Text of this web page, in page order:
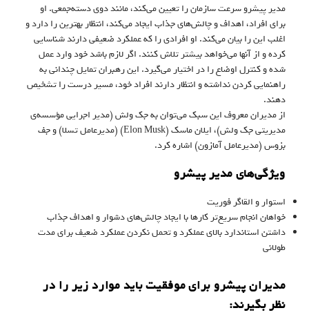
مدیر پیشرو سرعت سازمان را تعیین می‌کند، مانند دوی دسته‌جمعی. او
برای افراد، اهداف و چالش‌های جذاب ایجاد می‌کند، انتظار بهترین را دارد و
اغلب این را بیان می‌کند. او افرادی را که عملکرد ضعیفی دارند شناسایی
کرده و از آنها می‌خواهد بیشتر تلاش کنند. اگر لازم باشد خود وارد عمل
شده و کنترل اوضاع را در اختیار می‌گیرد. این رهبران تمایل چندانی به
راهنمایی کردن نداشته و انتظار دارند افراد خود، مسیر درست را تشخیص
دهند.
از مدیران معروف این سبک می‌توان به جک ولش (مدیر اجرایی مؤسسه‌ی
مدیریتی جک ولش)، ایلان ماسک (Elon Musk) (مدیرعامل تسلا) و جف
بزوس (مدیرعامل آمازون) اشاره کرد.
ویژگی‌های مدیر پیشرو
استوار و القاگر فوریت
خواهان انجام سریع‌تر کارها با ایجاد چالش‌های دشوار و اهداف جذاب
داشتن استاندارد بالای عملکرد و تحمل نکردن عملکرد ضعیف برای مدت
طولانی
مدیران پیشرو برای موفقیت باید موارد زیر را در
نظر بگیرند: